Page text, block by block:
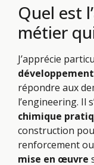
Quel est
métier
J’apprécie
répondre aux
l’engineering. Il
chimique
construction
renforcement
mise en œuvre